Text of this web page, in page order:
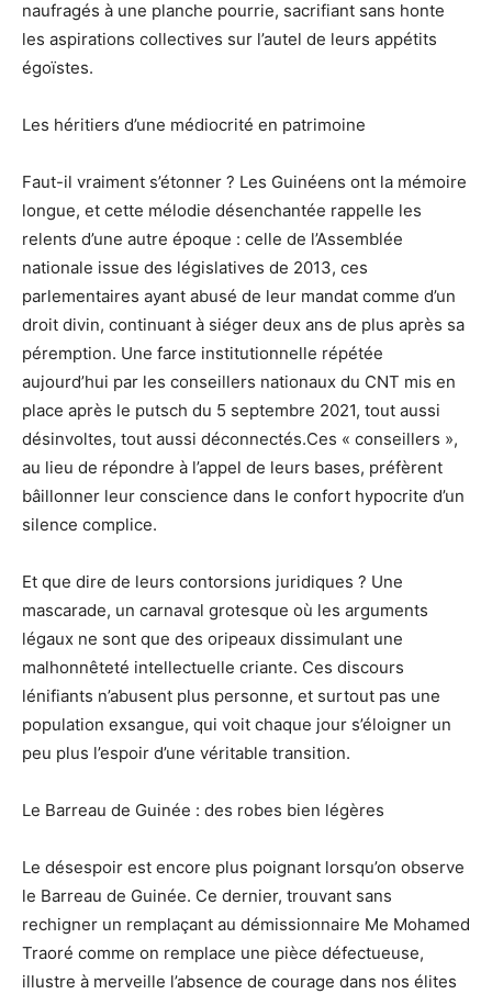
naufragés à une planche pourrie, sacrifiant sans honte
les aspirations collectives sur l’autel de leurs appétits
égoïstes.
Les héritiers d’une médiocrité en patrimoine
Faut-il vraiment s’étonner ? Les Guinéens ont la mémoire
longue, et cette mélodie désenchantée rappelle les
relents d’une autre époque : celle de l’Assemblée
nationale issue des législatives de 2013, ces
parlementaires ayant abusé de leur mandat comme d’un
droit divin, continuant à siéger deux ans de plus après sa
péremption. Une farce institutionnelle répétée
aujourd’hui par les conseillers nationaux du CNT mis en
place après le putsch du 5 septembre 2021, tout aussi
désinvoltes, tout aussi déconnectés.Ces « conseillers »,
au lieu de répondre à l’appel de leurs bases, préfèrent
bâillonner leur conscience dans le confort hypocrite d’un
silence complice.
Et que dire de leurs contorsions juridiques ? Une
mascarade, un carnaval grotesque où les arguments
légaux ne sont que des oripeaux dissimulant une
malhonnêteté intellectuelle criante. Ces discours
lénifiants n’abusent plus personne, et surtout pas une
population exsangue, qui voit chaque jour s’éloigner un
peu plus l’espoir d’une véritable transition.
Le Barreau de Guinée : des robes bien légères
Le désespoir est encore plus poignant lorsqu’on observe
le Barreau de Guinée. Ce dernier, trouvant sans
rechigner un remplaçant au démissionnaire Me Mohamed
Traoré comme on remplace une pièce défectueuse,
illustre à merveille l’absence de courage dans nos élites